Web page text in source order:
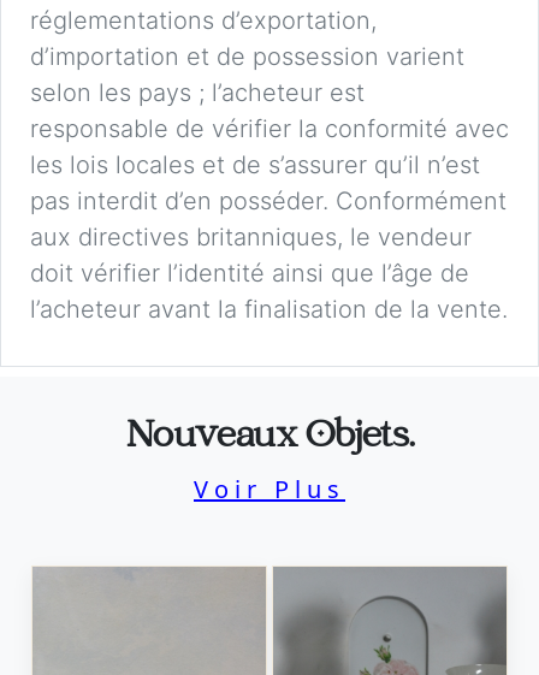
réglementations d’exportation,
d’importation et de possession varient
selon les pays ; l’acheteur est
responsable de vérifier la conformité avec
les lois locales et de s’assurer qu’il n’est
pas interdit d’en posséder. Conformément
aux directives britanniques, le vendeur
doit vérifier l’identité ainsi que l’âge de
l’acheteur avant la finalisation de la vente.
Nouveaux Objets.
Voir Plus